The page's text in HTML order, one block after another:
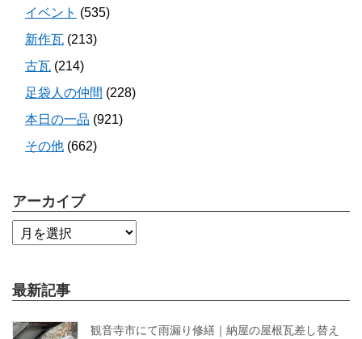
イベント (535)
新作瓦 (213)
古瓦 (214)
足袋人の仲間 (228)
本日の一品 (921)
その他 (662)
アーカイブ
最新記事
観音寺市にて雨漏り修繕｜納屋の屋根瓦差し替え